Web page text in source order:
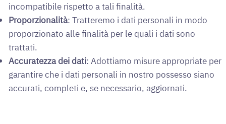
incompatibile rispetto a tali finalità.
Proporzionalità: Tratteremo i dati personali in modo
proporzionato alle finalità per le quali i dati sono
trattati.
Accuratezza dei dati: Adottiamo misure appropriate per
garantire che i dati personali in nostro possesso siano
accurati, completi e, se necessario, aggiornati.